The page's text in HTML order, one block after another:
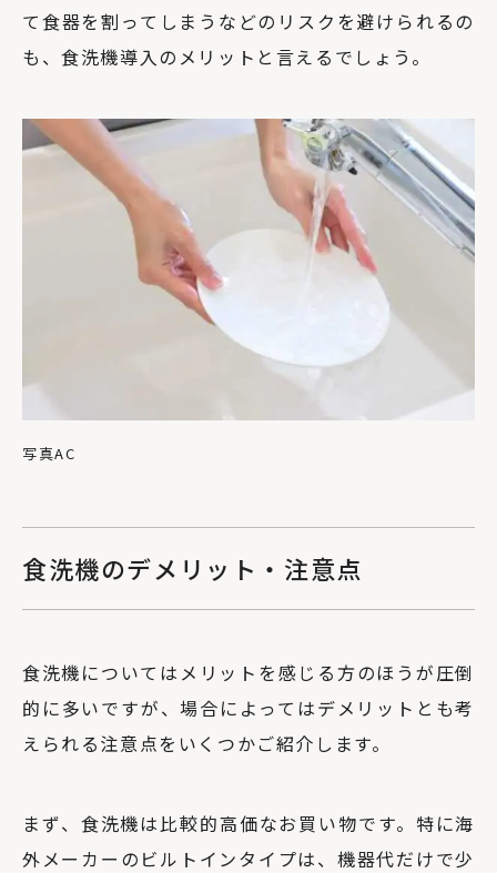
て食器を割ってしまうなどのリスクを避けられるの
も、食洗機導入のメリットと言えるでしょう。
写真AC
食洗機のデメリット・注意点
食洗機についてはメリットを感じる方のほうが圧倒
的に多いですが、場合によってはデメリットとも考
えられる注意点をいくつかご紹介します。
まず、食洗機は比較的高価なお買い物です。特に海
外メーカーのビルトインタイプは、機器代だけで少